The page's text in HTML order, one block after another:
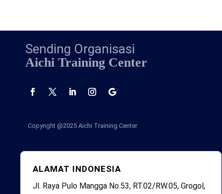
Sending Organisasi
Aichi Training Center
Copyright @2025 Aichi Training Center
ALAMAT INDONESIA
Jl. Raya Pulo Mangga No.53, RT.02/RW.05, Grogol,